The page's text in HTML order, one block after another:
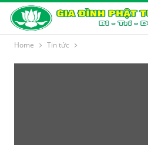
Home Tin tức